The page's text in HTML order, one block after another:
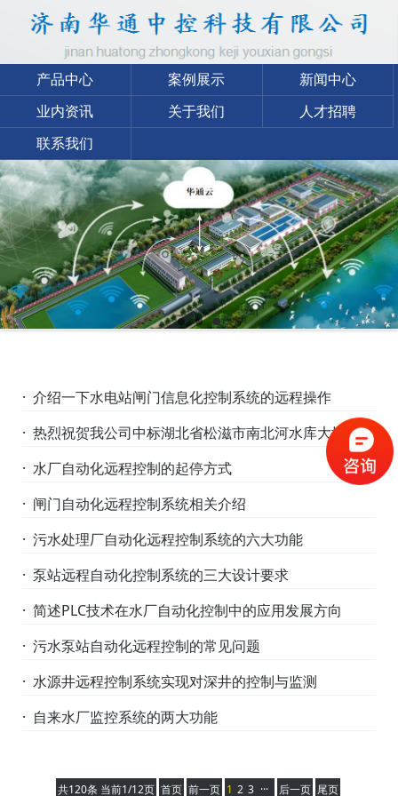
产品中心 案例展示
新闻中心
业内资讯
关于我们
人才招聘
联系我们
· 介绍一下水电站闸门信息化控制系统的远程操作
· 热烈祝贺我公司中标湖北省松滋市南北河水库大坝安全
监测系统
· 水厂自动化远程控制的起停方式
· 闸门自动化远程控制系统相关介绍
· 污水处理厂自动化远程控制系统的六大功能
· 泵站远程自动化控制系统的三大设计要求
· 简述PLC技术在水厂自动化控制中的应用发展方向
· 污水泵站自动化远程控制的常见问题
· 水源井远程控制系统实现对深井的控制与监测
· 自来水厂监控系统的两大功能
共120条 当前1/12页 首页 前一页 1 2 3 ··· 后一页 尾页